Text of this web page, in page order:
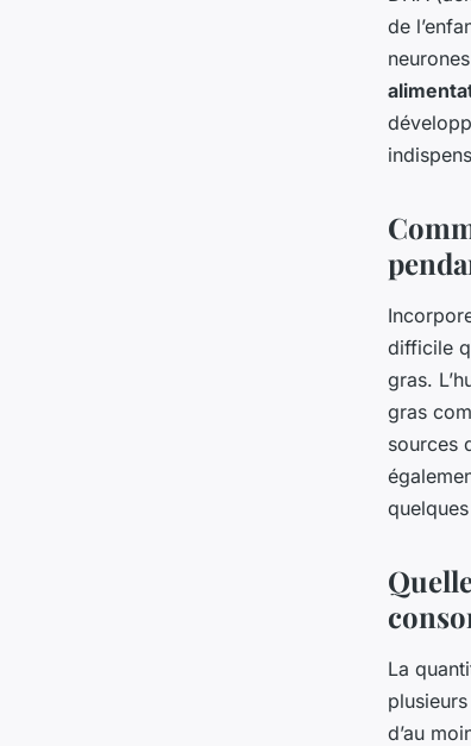
de
difficile
gras.
gras
sources
La
d’au